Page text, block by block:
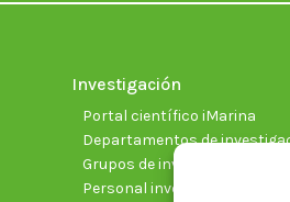
Investigación
Portal científico iMarina
Departamentos de
Grupos de investigación
Personal investigador